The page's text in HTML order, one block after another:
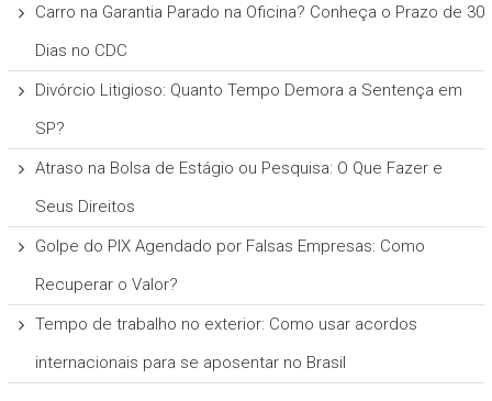
Carro na Garantia Parado na Oficina? Conheça o Prazo de 30
Dias no CDC
Divórcio Litigioso: Quanto Tempo Demora a Sentença em
SP?
Atraso na Bolsa de Estágio ou Pesquisa: O Que Fazer e
Seus Direitos
Golpe do PIX Agendado por Falsas Empresas: Como
Recuperar o Valor?
Tempo de trabalho no exterior: Como usar acordos
internacionais para se aposentar no Brasil